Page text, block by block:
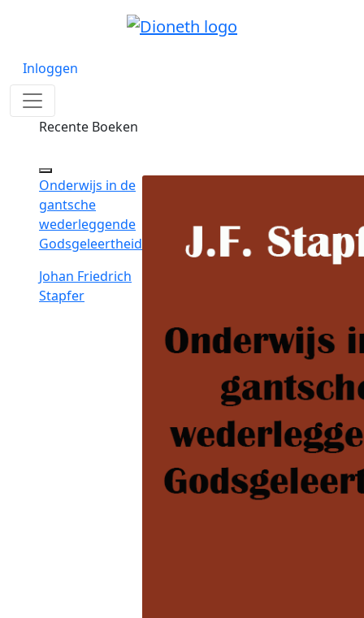
Inloggen
Recente Boeken
Onderwijs in de
gantsche
wederleggende
Godsgeleertheid
Johan Friedrich
Stapfer